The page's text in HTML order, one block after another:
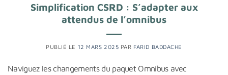
Simplification CSRD : S’adapter aux
attendus de l’omnibus
PUBLIÉ LE 12 MARS 2025 PAR FARID BADDACHE
Naviguez les changements du paquet Omnibus avec